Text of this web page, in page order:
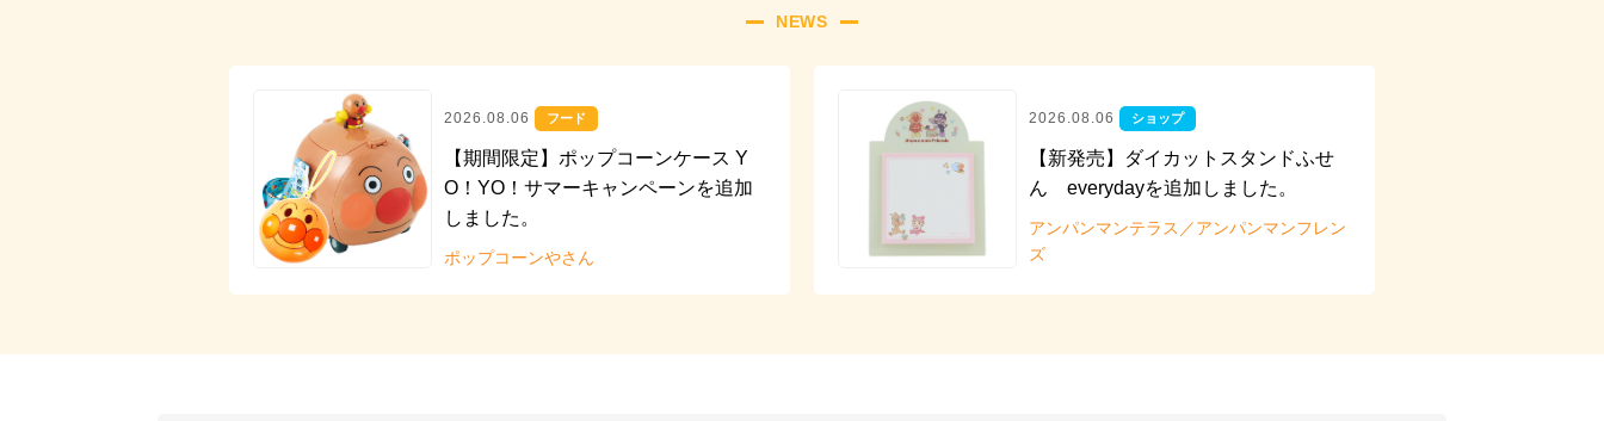
NEWS
2026.08.06 フード
【期間限定】ポップコーンケース Y
O！YO！サマーキャンペーンを追加
しました。
ポップコーンやさん
2026.08.06 ショップ
【新発売】ダイカットスタンドふせ
ん everydayを追加しました。
アンパンマンテラス／アンパンマンフレン
ズ